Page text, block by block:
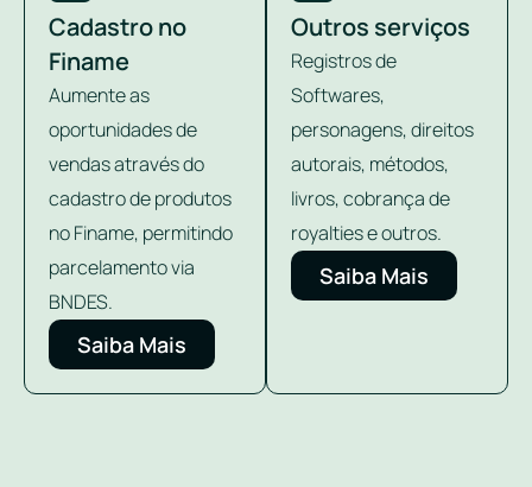
Cadastro no
Finame
Aumente as
oportunidades de
vendas através do
cadastro de produtos
no Finame, permitindo
parcelamento via
BNDES.
Saiba Mais
Outros serviços
Registros de
Softwares,
personagens, direitos
autorais, métodos,
livros, cobrança de
royalties e outros.
Saiba Mais